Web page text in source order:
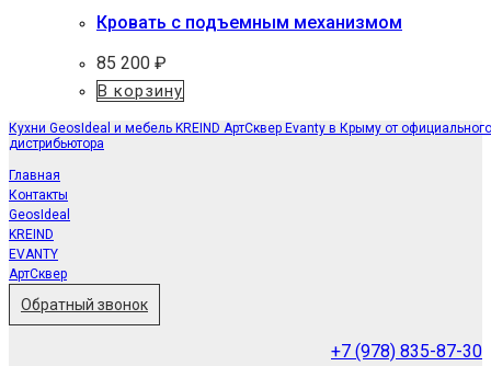
Кровать с подъемным механизмом
85 200 ₽
В корзину
Кухни GeosIdeal и мебель KREIND АртСквер Evanty в Крыму от официального
дистрибьютора
Главная
Контакты
GeosIdeal
KREIND
EVANTY
АртСквер
Обратный звонок
+7 (978) 835-87-30